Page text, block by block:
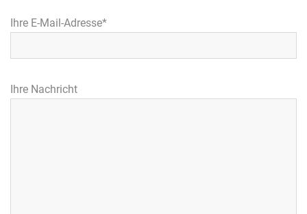
Ihre E-Mail-Adresse*
Ihre Nachricht